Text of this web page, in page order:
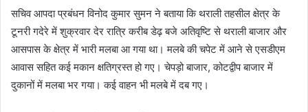
सचिव आपदा प्रबंधन विनोद कुमार सुमन ने बताया कि थराली तहसील क्षेत्र के
टूनरी गदेरे में शुक्रवार देर रात्रि करीब डेढ़ बजे अतिवृष्टि से थराली बाजार और
आसपास के क्षेत्र में भारी मलबा आ गया था। मलबे की चपेट में आने से एसडीएम
आवास सहित कई मकान क्षतिग्रस्त हो गए। चेपड़ो बाजार, कोटद्वीप बाजार में
दुकानों में मलबा भर गया। कई वाहन भी मलबे में दब गए।